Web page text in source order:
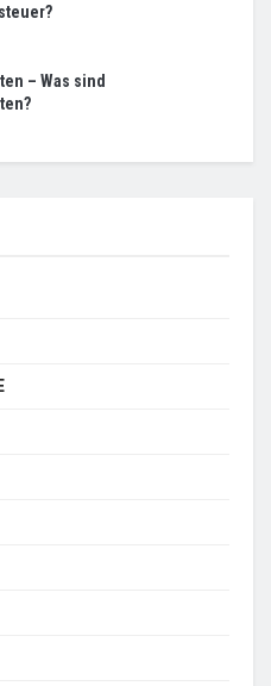
– Was sind